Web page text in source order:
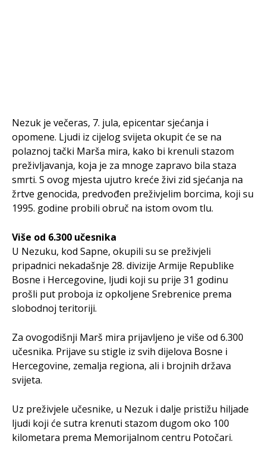
Nezuk je večeras, 7. jula, epicentar sjećanja i
opomene. Ljudi iz cijelog svijeta okupit će se na
polaznoj tački Marša mira, kako bi krenuli stazom
preživljavanja, koja je za mnoge zapravo bila staza
smrti. S ovog mjesta ujutro kreće živi zid sjećanja na
žrtve genocida, predvođen preživjelim borcima, koji su
1995. godine probili obruč na istom ovom tlu.
Više od 6.300 učesnika
U Nezuku, kod Sapne, okupili su se preživjeli
pripadnici nekadašnje 28. divizije Armije Republike
Bosne i Hercegovine, ljudi koji su prije 31 godinu
prošli put proboja iz opkoljene Srebrenice prema
slobodnoj teritoriji.
Za ovogodišnji Marš mira prijavljeno je više od 6.300
učesnika. Prijave su stigle iz svih dijelova Bosne i
Hercegovine, zemalja regiona, ali i brojnih država
svijeta.
Uz preživjele učesnike, u Nezuk i dalje pristižu hiljade
ljudi koji će sutra krenuti stazom dugom oko 100
kilometara prema Memorijalnom centru Potočari.